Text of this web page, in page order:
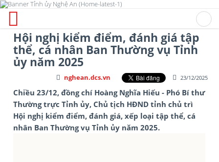
Hội nghị kiểm điểm, đánh giá tập
thể, cá nhân Ban Thường vụ Tỉnh
ủy năm 2025
23/12/2025
nghean.dcs.vn
Chiều 23/12, đồng chí Hoàng Nghĩa Hiếu - Phó Bí thư
Thường trực Tỉnh ủy, Chủ tịch HĐND tỉnh chủ trì
Hội nghị kiểm điểm, đánh giá, xếp loại tập thể, cá
nhân Ban Thường vụ Tỉnh ủy năm 2025.